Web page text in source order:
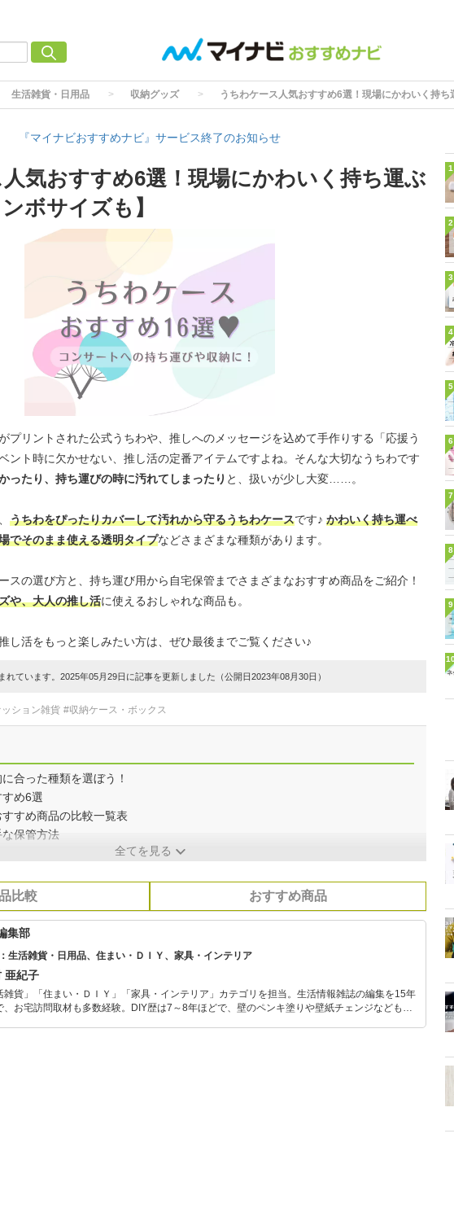
生活雑貨・日用品 収納グッズ うちわケース人気おすすめ6選！現場にかわいく持
『マイナビおすすめナビ』サービス終了のお知らせ
気おすすめ6選！現場にかわいく持ち運ぶ
ボサイズも】
プリントされた公式うちわや、推しへのメッセージを込めて手作りする「応援う
ント時に欠かせない、推し活の定番アイテムですよね。そんな大切なうちわです
ったり、持ち運びの時に汚れてしまったり と、扱いが少し大変……。
うちわをぴったりカバーして汚れから守るうちわケースです♪ かわいく持ち運べ
でそのまま使える透明タイプなどさまざまな種類があります。
スの選び方と、持ち運び用から自宅保管までさまざまなおすすめ商品をご紹介！
や、大人の推し活に使えるおしゃれな商品も。
し活をもっと楽しみたい方は、ぜひ最後までご覧ください♪
れています。2025年05月29日に記事を更新しました（公開日2023年08月30日）
ション雑貨 #収納ケース・ボックス
合った種類を選ぼう！
め6選
すすめ商品の比較一覧表
保管方法
全てを見る
比較 おすすめ商品
集部
生活雑貨・日用品、住まい・ＤＩＹ、家具・インテリア
亜紀子
雑貨」「住まい・ＤＩＹ」「家具・インテリア」カテゴリを担当。生活情報雑誌の編集を15年
、お宅訪問取材も多数経験。DIY歴は7～8年ほどで、壁のペンキ塗りや壁紙チェンジなどもチ
1
2
3
4
5
6
7
8
9